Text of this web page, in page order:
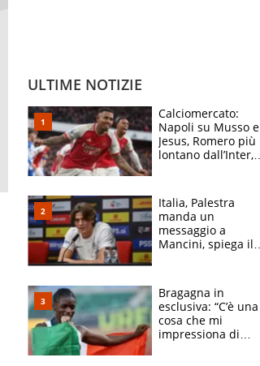
ULTIME NOTIZIE
Calciomercato:
Napoli su Musso e
Jesus, Romero più
lontano dall’Inter,
tabellone
Italia, Palestra
manda un
messaggio a
Mancini, spiega il
l'alleanza con
Donnarumma
Bragagna in
esclusiva: “C’è una
cosa che mi
impressiona di